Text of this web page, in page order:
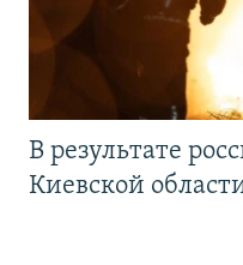
В результате
Киевской